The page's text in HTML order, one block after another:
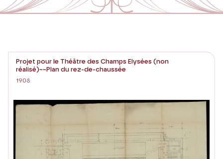
Projet pour le Théâtre des Champs Elysées (non
réalisé)~~Plan du rez-de-chaussée
1908